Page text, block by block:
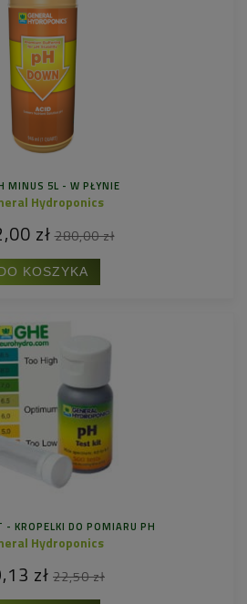
MINUS 5L - W PŁYNIE
Hydroponics
zł 280,00 zł
KOSZYKA
- KROPELKI DO POMIARU PH
Hydroponics
zł 22,50 zł